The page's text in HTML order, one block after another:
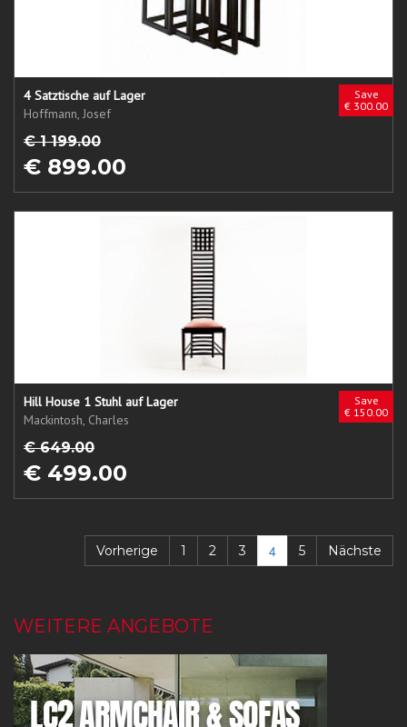
Save
€ 300.00
4 Satztische auf Lager
Hoffmann, Josef
€ 1 199.00
€ 899.00
Save
€ 150.00
Hill House 1 Stuhl auf Lager
Mackintosh, Charles
€ 649.00
€ 499.00
Vorherige 1 2 3 4 5 Nächste
WEITERE ANGEBOTE